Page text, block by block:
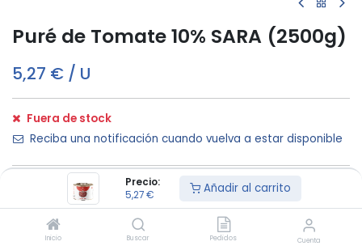
Precio:
5,27€ Añadir al carrito
Inicio Buscar Pedidos Cuenta
Puré de Tomate 10% SARA (2500g)
5,27 € / U
Fuera de stock
Reciba una notificación cuando vuelva a estar disponible
Términos y condiciones: